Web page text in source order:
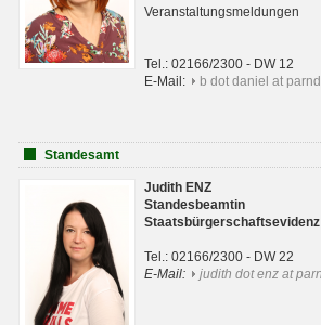
Veranstaltungsmeldungen
Tel.: 02166/2300 - DW 12
E-Mail:
b dot daniel at
Standesamt
Judith ENZ
Standesbeamtin
Staatsbürgerschaftsevidenz
Tel.: 02166/2300 - DW 22
E-Mail:
judith dot enz at